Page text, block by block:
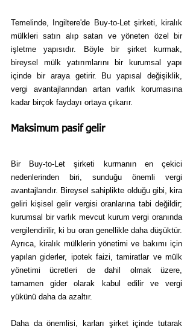
Temelinde, Ingiltere'de Buy-to-Let şirketi, kiralık
mülkleri satın alıp satan ve yöneten özel bir
işletme yapısıdır. Böyle bir şirket kurmak,
bireysel mülk yatırımlarını bir kurumsal yapı
içinde bir araya getirir. Bu yapısal değişiklik,
vergi avantajlarından artan varlık korumasına
kadar birçok faydayı ortaya çıkarır.
Maksimum pasif gelir
Bir Buy-to-Let şirketi kurmanın en çekici
nedenlerinden biri, sunduğu önemli vergi
avantajlarıdır. Bireysel sahiplikte olduğu gibi, kira
geliri kişisel gelir vergisi oranlarına tabi değildir;
kurumsal bir varlık mevcut kurum vergi oranında
vergilendirilir, ki bu oran genellikle daha düşüktür.
Ayrıca, kiralık mülklerin yönetimi ve bakımı için
yapılan giderler, ipotek faizi, tamiratlar ve mülk
yönetimi ücretleri de dahil olmak üzere,
tamamen gider olarak kabul edilir ve vergi
yükünü daha da azaltır.
Daha da önemlisi, karları şirket içinde tutarak